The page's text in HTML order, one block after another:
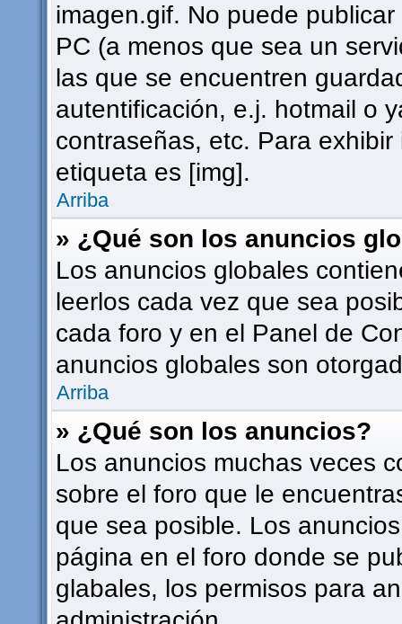
imagen.gif. No puede
PC (a menos que sea un
las que se encuentren
autentificación, e.j. hotmail o
contraseñas, etc. Para
etiqueta es [img].
Arriba
» ¿Qué son los anuncios
Los anuncios globales
leerlos cada vez que sea
cada foro y en el Panel de
anuncios globales son
Arriba
» ¿Qué son los anuncios?
Los anuncios muchas veces
sobre el foro que le
que sea posible. Los
página en el foro donde se
glabales, los permisos para